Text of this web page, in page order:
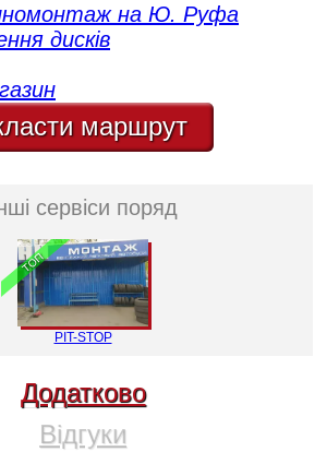
на Ю. Руфа
дисків
маршрут
сервіси поряд
PIT-STOP
ТОП
Додатково
Відгуки